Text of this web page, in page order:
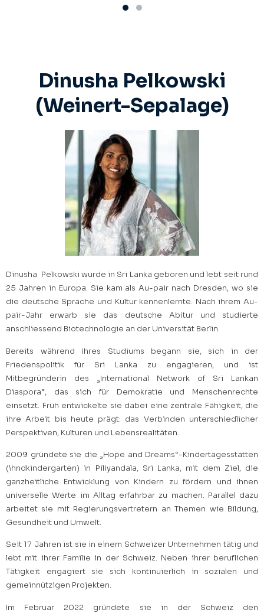
Dinusha Pelkowski
(Weinert-Sepalage)
Dinusha Pelkowski wurde in Sri Lanka geboren und lebt seit rund
25 Jahren in Europa. Sie kam als Au-pair nach Dresden, wo sie
die deutsche Sprache und Kultur kennenlernte. Nach ihrem Au-
pair-Jahr erwarb sie das deutsche Abitur und studierte
anschliessend Biotechnologie an der Universität Berlin.
Bereits während ihres Studiums begann sie, sich in der
Friedenspolitik für Sri Lanka zu engagieren, und ist
Mitbegründerin des „International Network of Sri Lankan
Diaspora“, das sich für Demokratie und Menschenrechte
einsetzt. Früh entwickelte sie dabei eine zentrale Fähigkeit, die
ihre Arbeit bis heute prägt: das Verbinden unterschiedlicher
Perspektiven, Kulturen und Lebensrealitäten.
2009 gründete sie die „Hope and Dreams“-Kindertagesstätten
(\hndkindergarten) in Piliyandala, Sri Lanka, mit dem Ziel, die
ganzheitliche Entwicklung von Kindern zu fördern und ihnen
universelle Werte im Alltag erfahrbar zu machen. Parallel dazu
arbeitet sie mit Regierungsvertretern an Themen wie Bildung,
Gesundheit und Umwelt.
Seit 17 Jahren ist sie in einem Schweizer Unternehmen tätig und
lebt mit ihrer Familie in der Schweiz. Neben ihrer beruflichen
Tätigkeit engagiert sie sich kontinuierlich in sozialen und
gemeinnützigen Projekten.
Im Februar 2022 gründete sie in der Schweiz den